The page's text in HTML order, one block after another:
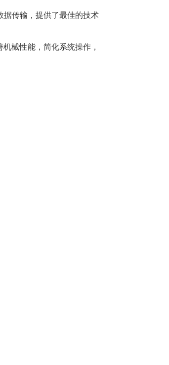
据传输，提供了最佳的技术
械性能，简化系统操作，